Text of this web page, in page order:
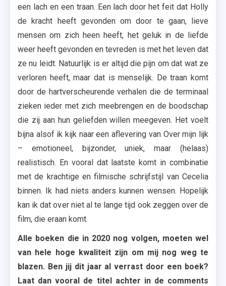
een lach en een traan. Een lach door het feit dat Holly
de kracht heeft gevonden om door te gaan, lieve
mensen om zich heen heeft, het geluk in de liefde
weer heeft gevonden en tevreden is met het leven dat
ze nu leidt. Natuurlijk is er altijd die pijn om dat wat ze
verloren heeft, maar dat is menselijk. De traan komt
door de hartverscheurende verhalen die de terminaal
zieken ieder met zich meebrengen en de boodschap
die zij aan hun geliefden willen meegeven. Het voelt
bijna alsof ik kijk naar een aflevering van Over mijn lijk
– emotioneel, bijzonder, uniek, maar (helaas)
realistisch. En vooral dat laatste komt in combinatie
met de krachtige en filmische schrijfstijl van Cecelia
binnen. Ik had niets anders kunnen wensen. Hopelijk
kan ik dat over niet al te lange tijd ook zeggen over de
film, die eraan komt.
Alle boeken die in 2020 nog volgen, moeten wel
van hele hoge kwaliteit zijn om mij nog weg te
blazen. Ben jij dit jaar al verrast door een boek?
Laat dan vooral de titel achter in de comments